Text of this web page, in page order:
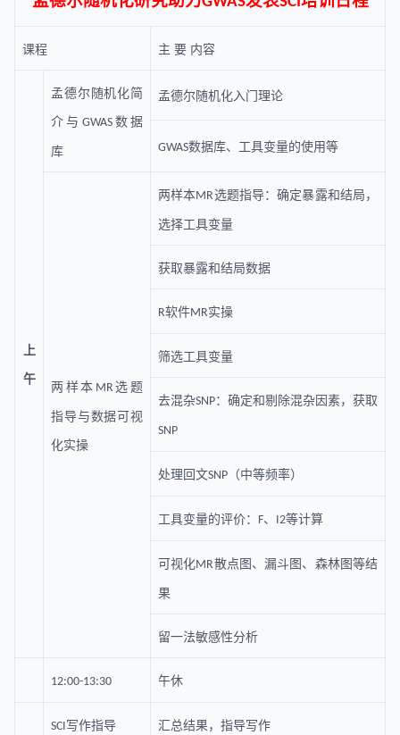
课程 主 要 内容
上
午
孟德尔随机化简
介与 GWAS数据
库
孟德尔随机化入门理论
GWAS数据库、工具变量的使用等
两样本 MR 选题
指导与数据可视
化实操
两样本MR选题指导：确定暴露和结局，
选择工具变量
获取暴露和结局数据
R软件MR实操
筛选工具变量
去混杂SNP：确定和剔除混杂因素，获取
SNP
处理回文SNP （中等频率）
工具变量的评价： F、 I2等计算
可视化MR散点图、漏斗图、森林图等结
果
留一法敏感性分析
12:00-13:30 午休
SCI写作指导 汇总结果，指导写作